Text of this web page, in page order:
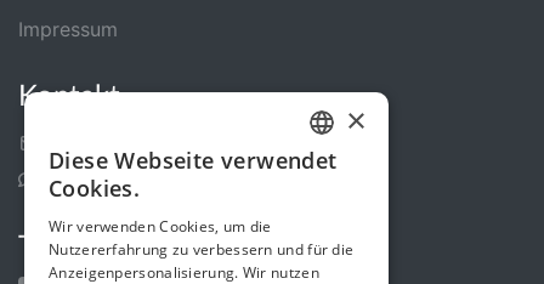
Impressum
Kontakt
Support Center
Teile uns
GERMAN
×
Diese Webseite verwendet
Cookies.
Wir verwenden Cookies, um die
Nutzererfahrung zu verbessern und für die
Anzeigenpersonalisierung. Wir nutzen